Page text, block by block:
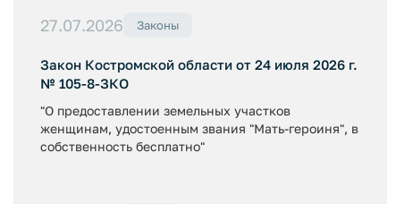
27.07.2026 Законы
Закон Костромской области от 24 июля 2026 г.
№ 105-8-ЗКО
"О предоставлении земельных участков
женщинам, удостоенным звания "Мать-героиня", в
собственность бесплатно"